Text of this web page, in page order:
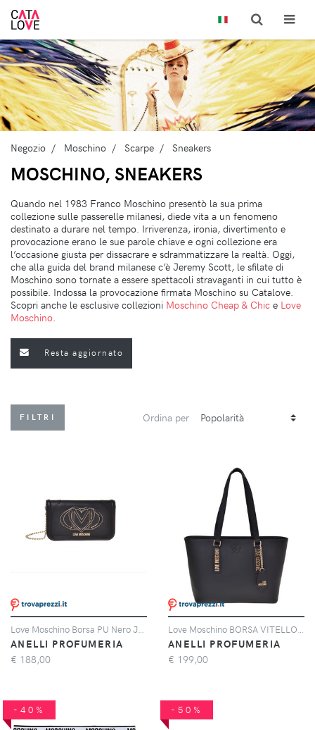
Negozio Moschino Scarpe Sneakers
MOSCHINO, SNEAKERS
Quando nel 1983 Franco Moschino presentò la sua prima
collezione sulle passerelle milanesi, diede vita a un fenomeno
destinato a durare nel tempo. Irriverenza, ironia, divertimento e
provocazione erano le sue parole chiave e ogni collezione era
l’occasione giusta per dissacrare e sdrammatizzare la realtà. Oggi,
che alla guida del brand milanese c’è Jeremy Scott, le sfilate di
Moschino sono tornate a essere spettacoli stravaganti in cui tutto è
possibile. Indossa la provocazione firmata Moschino su Catalove.
Scopri anche le esclusive collezioni Moschino Cheap & Chic e Love
Moschino
Resta aggiornato
FILTRI Ordina per
ANELLI PROFUMERIA
€ 188,00
ANELLI PROFUMERIA
€ 199,00
-40% -50%